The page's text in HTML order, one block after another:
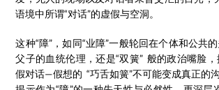
语境中所谓“对话”的虚假与空洞。
这种“障”，如同“业障”一般轮回在个体和公共
父子的血统伦理，还是“双簧” 般的政治嘴脸
假对话—假想的 “巧舌如簧”不可能变成真正的